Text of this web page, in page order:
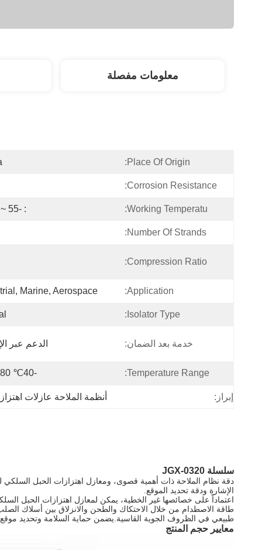
معلومات مفصلة
Place Of Origin:
Corrosion Resistance:
Working Temperatu:
: -55 ~ +120
Number Of Strands:
Compression Ratio:
Application:
Marine, Aerospace
Isolator Type:
خدمة بعد الضمان: الدعم عبر
Temperature Range:
-40℃ To 80℃
إبراز: أنظمة الملاحة عازلات
سلسلة JGX-0320
دقة نظام الملاحة ذات أهمية قصوى، ومعازل اهتزازات الحبل
الإشارة ودقة تحديد الموقع.
اعتماداً على خصائصها غير الخطية، يمكن لمعازل اهتزازات الحبل
طاقة الاصطدام من خلال الاحتكاك والطحن والانزلاق بين أسلاك
طبيعي في الظروف الجوية القاسية.يضمن حماية السلامة وتحديد
معايير حجم المنتج